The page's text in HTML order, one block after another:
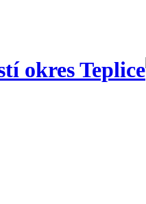
okres Teplice